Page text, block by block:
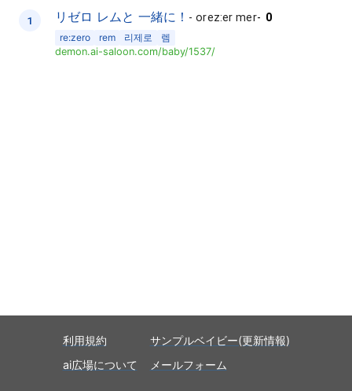
1 リゼロ レムと 一緒に！ -orez:er mer- 0
re:zero rem 리제로
렘
demon.ai-saloon.com/baby/1537/
利用規約
ai広場について
サンプルベイビー(更新情報)
メールフォーム